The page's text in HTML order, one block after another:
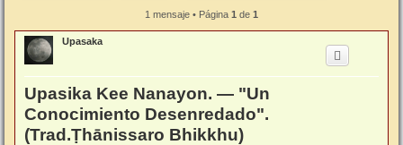
1 mensaje • Página 1 de 1
Upasaka
Upasika Kee Nanayon. — "Un
Conocimiento Desenredado".
(Trad.Ṭhānissaro Bhikkhu)